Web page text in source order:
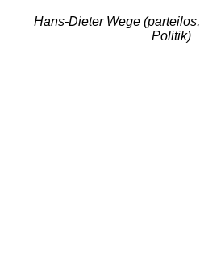
Hans-Dieter Wege
Politik)